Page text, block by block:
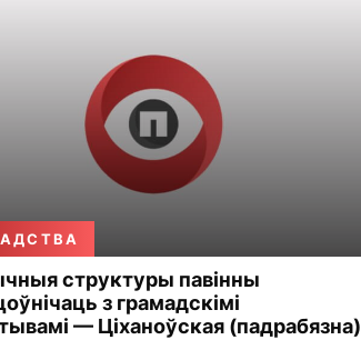
структуры павінны
з грамадскімі
— Ціханоўская (падрабязна)